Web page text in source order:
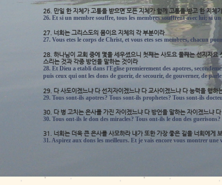
26. 만일 한 지체가 고통을 받으면 모든 지체가 함께 고통을 받고 한 지체
26. Et si un membre souffre, tous les membres souffrent avec lui; si
27. 너희는 그리스도의 몸이요 지체의 각 부분이라
27. Vous etes le corps de Christ, et vous etes ses membres, chacun
28. 하나님이 교회 중에 몇을 세우셨으니 첫째는 사도요 둘째는 선지자
스리는 것과 각종 방언을 말하는 것이라
28. Et Dieu a etabli dans l'Eglise premierement des apotres,
puis ceux qui ont les dons de guerir, de secourir, de gouverner, de
29. 다 사도이겠느냐 다 선지자이겠느냐 다 교사이겠느냐 다 능력을 행하
29. Tous sont-ils apotres? Tous sont-ils prophetes? Tous sont-ils
30. 다 병 고치는 은사를 가진 자이겠느냐 다 방언을 말하는 자이겠느냐
30. Tous ont-ils le don des miracles? Tous ont-ils le don des
31. 너희는 더욱 큰 은사를 사모하라 내가 또한 가장 좋은 길을 너희에게
31. Aspirez aux dons les meilleurs. Et je vais encore vous montrer une